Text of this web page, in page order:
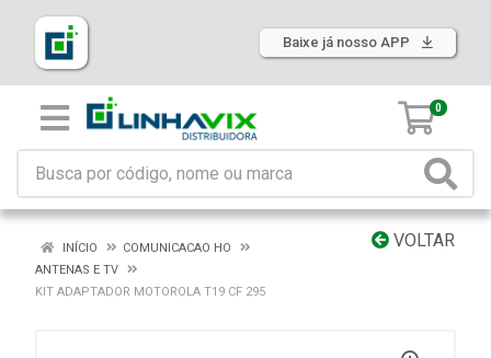
Baixe já nosso APP
0
VOLTAR
INÍCIO
COMUNICACAO HO
ANTENAS E TV
KIT ADAPTADOR MOTOROLA T19 CF 295